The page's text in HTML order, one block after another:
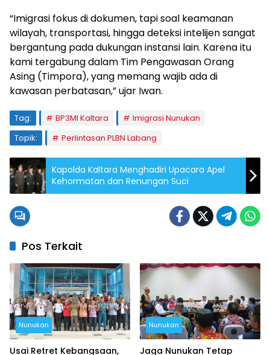
“Imigrasi fokus di dokumen, tapi soal keamanan
wilayah, transportasi, hingga deteksi intelijen sangat
bergantung pada dukungan instansi lain. Karena itu
kami tergabung dalam Tim Pengawasan Orang
Asing (Timpora), yang memang wajib ada di
kawasan perbatasan,” ujar Iwan.
Tag: BP3MI Kaltara
Imigrasi Nunukan
Topik:
Perlintasan PLBN Labang
Kapolda Kaltara Menghadiri Upacara Apel
Kehormatan dan Renungan Suci
Pos Terkait
Nunukan
Usai Retret Kebangsaan,
Nunukan
Jaga Nunukan Tetap